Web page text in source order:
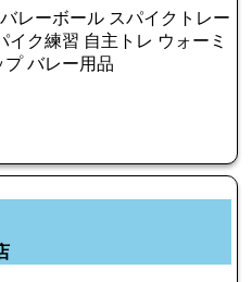
バレーボール スパイクトレー
イク練習 自主トレ ウォーミ
プ バレー用品